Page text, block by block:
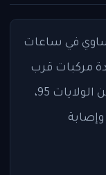
في ساعات
مركبات قرب
منطقة أعمال على الطريق السريع بين الولايات 95،